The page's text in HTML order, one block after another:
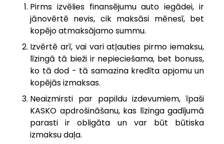
Pirms izvēlies finansējumu auto iegādei, ir
jānovērtē nevis, cik maksāsi mēnesī, bet
kopējo atmaksājamo summu.
Izvērtē arī, vai vari atļauties pirmo iemaksu,
līzingā tā bieži ir nepieciešama, bet bonuss,
ko tā dod - tā samazina kredīta apjomu un
kopējās izmaksas.
Neaizmirsti par papildu izdevumiem, īpaši
KASKO apdrošināšanu, kas līzinga gadījumā
parasti ir obligāta un var būt būtiska
izmaksu daļa.